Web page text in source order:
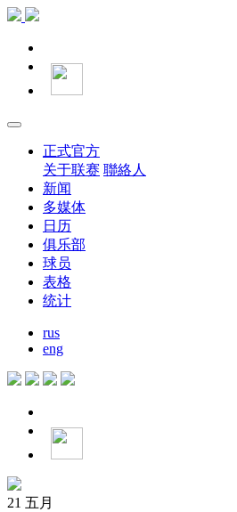
正式官方
关于联赛 聯絡人
新闻
多媒体
日历
俱乐部
球员
表格
统计
rus
eng
21 五月